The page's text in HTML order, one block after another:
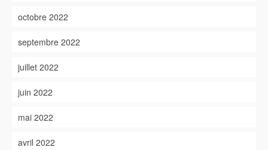
octobre 2022
septembre 2022
juillet 2022
juin 2022
mai 2022
avril 2022